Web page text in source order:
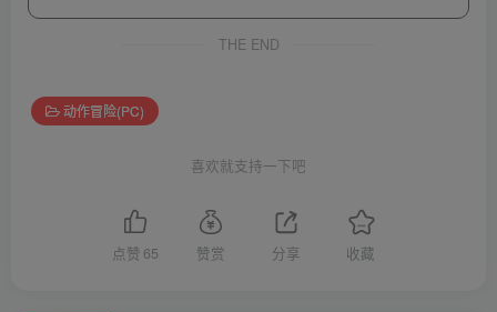
THE END
动作冒险(PC)
喜欢就支持一下吧
点赞 65 赞赏 分享 收藏